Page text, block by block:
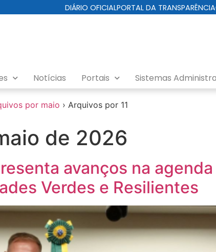
DIÁRIO OFICIALPORTAL DA TRANSPARÊNCIA
Notícias Portais Sistemas
por maio › Arquivos por 11
de 2026
avanços na
Verdes e Resilientes